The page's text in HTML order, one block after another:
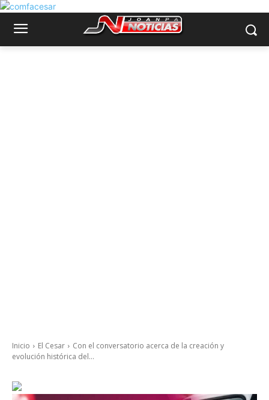
Inicio El Cesar
Con el conversatorio acerca de la creación y
evolución histórica del...